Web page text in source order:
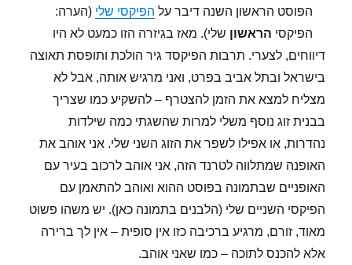
הפוסט הראשון השנה דיבר על הפיקסי שלי (הערה:
הפיקסי הראשון שלי). מאז בגיזרה הזו כמעט לא היו
דיווחים, לצערי. תרבות הפיקסד גיר הולכת ותופסת תאוצה
בישראל ובתל אביב בפרט, ואני מרגיש אותה, אבל לא
מצליח למצא את הזמן להצטרף – להשקיע כמו שצריך
בבנית זוג נוסף משלי למרות שהשגתי כמה שילדות
נהדרות, או אפילו לשפר את הזוג השני שלי. אני אוהב את
האופנה שמתלווה לטרנד הזה, אני אוהב לרכוב בעיר עם
האופניים שבתמונה בפוסט ההוא ואוהב להתאמן עם
הפיקסי השניים שלי (הלבנים בתמונה כאן). יש משהו פשוט
מאוד, זורם, מרגיע ברכיבה כזו אין סופית – אין לך ברירה
אלא להכנס לתוכה – כמו שאני אוהב.